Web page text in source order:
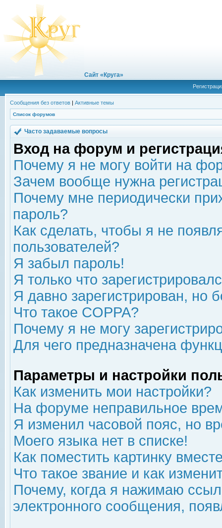
Сайт «Круга»
Сообщения без ответов | Активные темы
Список форумов
Часто задаваемые вопросы
Вход на форум и
Почему я не могу войти на
Зачем вообще нужна
Почему мне периодически
пароль?
Как сделать, чтобы я не
пользователей?
Я забыл пароль!
Я только что
Я давно зарегистрирован, но
Что такое COPPA?
Почему я не могу
Для чего предназначена
Параметры и настройки
Как изменить мои настройки?
На форуме неправильное
Я изменил часовой пояс, но
Моего языка нет в списке!
Как поместить картинку
Что такое звание и как
Почему, когда я нажимаю
электронного сообщения,